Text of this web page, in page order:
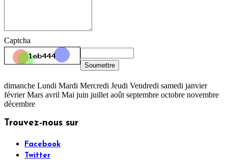
Captcha
Soumettre
dimanche Lundi Mardi Mercredi Jeudi Vendredi samedi janvier
février Mars avril Mai juin juillet août septembre octobre novembre
décembre
Trouvez-nous sur
Facebook
Twitter